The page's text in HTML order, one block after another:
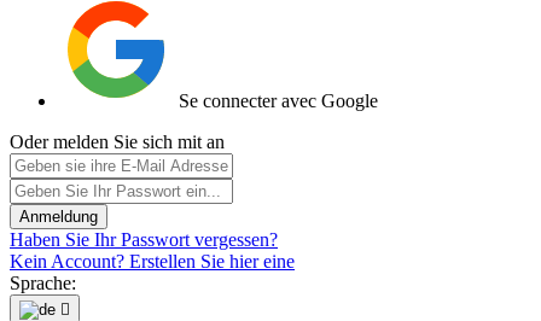
Se connecter avec Google
Oder melden Sie sich mit an
Anmeldung
Haben Sie Ihr Passwort vergessen?
Kein Account? Erstellen Sie hier eine
Sprache:
